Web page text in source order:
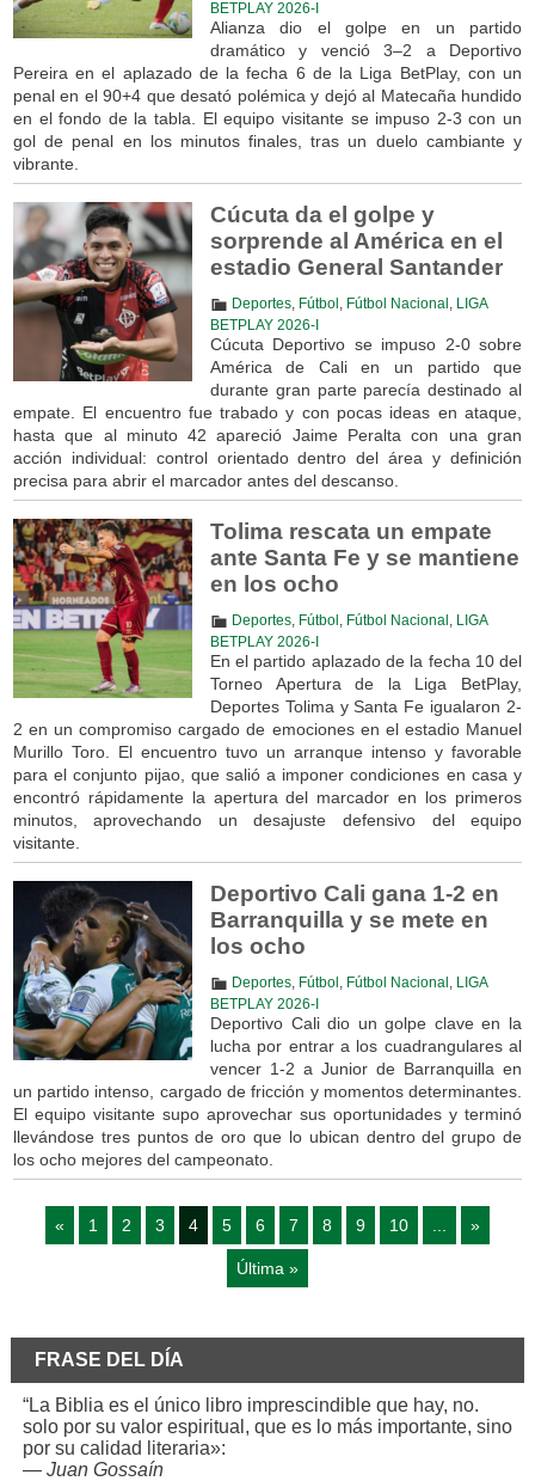
BETPLAY 2026-I
Alianza dio el golpe en un partido
dramático y venció 3–2 a Deportivo
Pereira en el aplazado de la fecha 6 de la Liga BetPlay, con un
penal en el 90+4 que desató polémica y dejó al Matecaña hundido
en el fondo de la tabla. El equipo visitante se impuso 2-3 con un
gol de penal en los minutos finales, tras un duelo cambiante y
vibrante.
Cúcuta da el golpe y
sorprende al América en el
estadio General Santander
Deportes, Fútbol Fútbol Nacional
LIGA
BETPLAY 2026-I
Cúcuta Deportivo se impuso 2-0 sobre
América de Cali en un partido que
durante gran parte parecía destinado al
empate. El encuentro fue trabado y con pocas ideas en ataque,
hasta que al minuto 42 apareció Jaime Peralta con una gran
acción individual: control orientado dentro del área y definición
precisa para abrir el marcador antes del descanso.
Tolima rescata un empate
ante Santa Fe y se mantiene
en los ocho
Deportes, Fútbol Fútbol Nacional
LIGA
BETPLAY 2026-I
En el partido aplazado de la fecha 10 del
Torneo Apertura de la Liga BetPlay,
Deportes Tolima y Santa Fe igualaron 2-
2 en un compromiso cargado de emociones en el estadio Manuel
Murillo Toro. El encuentro tuvo un arranque intenso y favorable
para el conjunto pijao, que salió a imponer condiciones en casa y
encontró rápidamente la apertura del marcador en los primeros
minutos, aprovechando un desajuste defensivo del equipo
visitante.
Deportivo Cali gana 1-2 en
Barranquilla y se mete en
los ocho
Deportes, Fútbol Fútbol Nacional
LIGA
BETPLAY 2026-I
Deportivo Cali dio un golpe clave en la
lucha por entrar a los cuadrangulares al
vencer 1-2 a Junior de Barranquilla en
un partido intenso, cargado de fricción y momentos determinantes.
El equipo visitante supo aprovechar sus oportunidades y terminó
llevándose tres puntos de oro que lo ubican dentro del grupo de
los ocho mejores del campeonato.
« 1 2 3 4 5 6 7 8 9 10 »
Última »
FRASE DEL DÍA
“La Biblia es el único libro imprescindible que hay, no.
solo por su valor espiritual, que es lo más importante, sino
por su calidad literaria»:
— Juan Gossaín